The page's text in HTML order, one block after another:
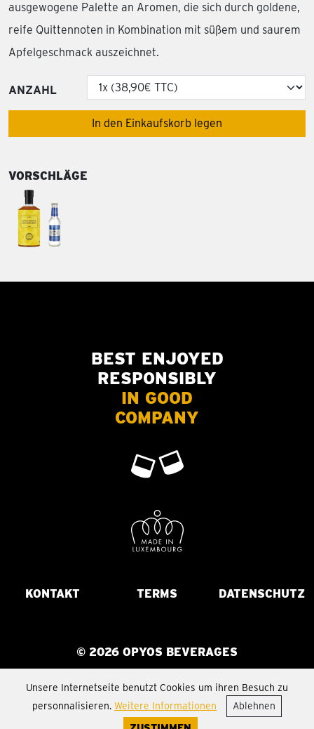
ausgewogene Palette an Aromen, die sich durch goldene,
reife Quittennoten in Kombination mit süßem und saurem
Apfelgeschmack auszeichnet.
ANZAHL
In den Einkaufskorb legen
VORSCHLÄGE
BEST ENJOYED
RESPONSIBLY
IN GOOD
COMPANY
KONTAKT TERMS DATENSCHUTZ
© 2026 OPYOS BEVERAGES
Unsere Internetseite benutzt Cookies um ihren Besuch zu
personnalisieren. Weitere Informationen
Ablehnen